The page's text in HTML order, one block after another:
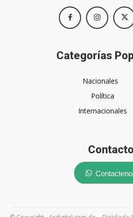
Categorías
Nacionales
Política
Internacionales
Contacto